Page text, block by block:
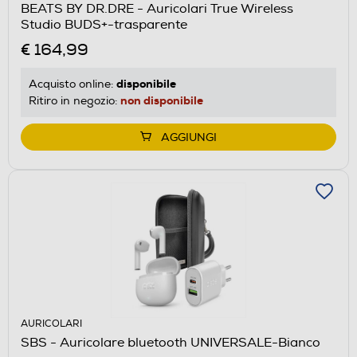
BEATS BY DR.DRE - Auricolari True Wireless
Studio BUDS+-trasparente
€ 164,99
Acquisto online: disponibile
Ritiro in negozio: non disponibile
AGGIUNGI
AURICOLARI
SBS - Auricolare bluetooth UNIVERSALE-Bianco